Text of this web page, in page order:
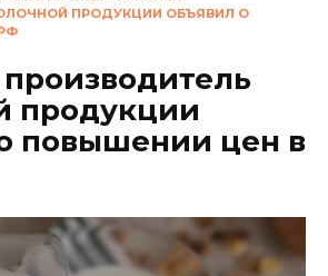
ПРОДУКЦИИ ОБЪЯВИЛ О
продукции
повышении цен в